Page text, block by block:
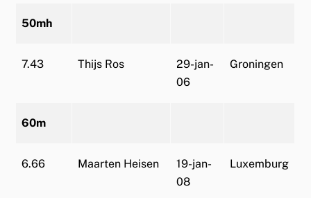
50mh
7.43 Thijs Ros
29-jan-
06
Groningen
60m
6.66 Maarten Heisen
19-jan-
08
Luxemburg